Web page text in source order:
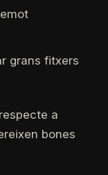
grans fitxers
a
bones